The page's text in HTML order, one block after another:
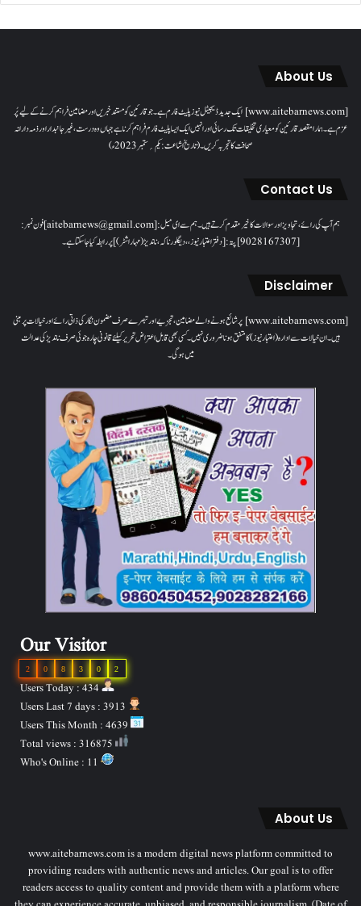
About Us
[www.aitebarnews.com] ایک جدید ڈیجیٹل نیوز پلیٹ فارم ہے۔ جو قارئین کو مستند خبریں اور مضامین فراہم کرنے کے لیے پُر
عزم ہے۔ ہمارا مقصدقارئین کو معیاری تخلیقات تک رسائی اور انہیں ایک ایسا پلیٹ فارم فراہم کرنا ہے جہاں وہ درست، غیر جانبدار اور ذمہ دارانہ
صحافت کا تجربہ کریں۔( تاریخ اشاعت : یکم؍ ستمبر 2023ء)
Contact Us
ہم آپ کی رائے، تجاویز اور سوالات کا خیرمقدم کرتے ہیں۔ ہم سےای میل: [aitebarnews@gmail.com]فون نمبر:
[9028167307]پتہ: [دفتر اعتبار نیوز، ، دیگلور ناکہ، ناندیڑ(مہاراشٹر) ] پر رابطہ کیا جاسکتا ہے۔
Disclaimer
[www.aitebarnews.com] پر شائع ہونے والے مضامین، تجزیے اور تبصرے صرف مضمون نگار کی ذاتی رائے اور خیالات پر مبنی
ہیں۔ ان خیالات سے ادارہ (اعتبار نیوز) کا متفق ہونا ضروری نہیں۔ کسی بھی قابل اعتراض تحریر کیلئے قانونی چارہ جوئی صرف ناندیڑ کی عدالت
میں ہوگی۔
Our Visitor
2
0
3
8
0
2
Users Today : 434
About Us
www.aitebarnews.com is a modern digital news platform committed to
providing readers with authentic news and articles. Our goal is to offer
readers access to quality content and provide them with a platform where